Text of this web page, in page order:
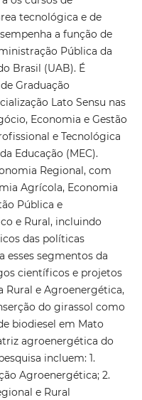
tecnológica e de
a função de
Pública da
Brasil (UAB). É
Graduação
Lato Sensu nas
Economia e Gestão
e Tecnológica
Educação (MEC).
Regional, com
Agrícola, Economia
Pública e
e Rural, incluindo
das políticas
esses segmentos da
científicos e projetos
Rural e Agroenergética,
do girassol como
biodiesel em Mato
agroenergética do
incluem: 1.
Agroenergética; 2.
e Rural